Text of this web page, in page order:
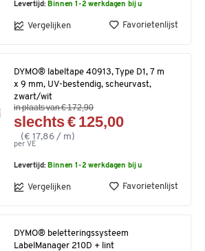
Levertijd: Binnen 1-2 werkdagen bij u
Vergelijken Favorietenlijst
DYMO® labeltape 40913, Type D1, 7 m
x 9 mm, UV-bestendig, scheurvast,
zwart/wit
in plaats van € 172,90
slechts € 125,00
(€ 17,86 / m)
per VE
Levertijd: Binnen 1-2 werkdagen bij u
Vergelijken Favorietenlijst
DYMO® beletteringssysteem
LabelManager 210D + lint